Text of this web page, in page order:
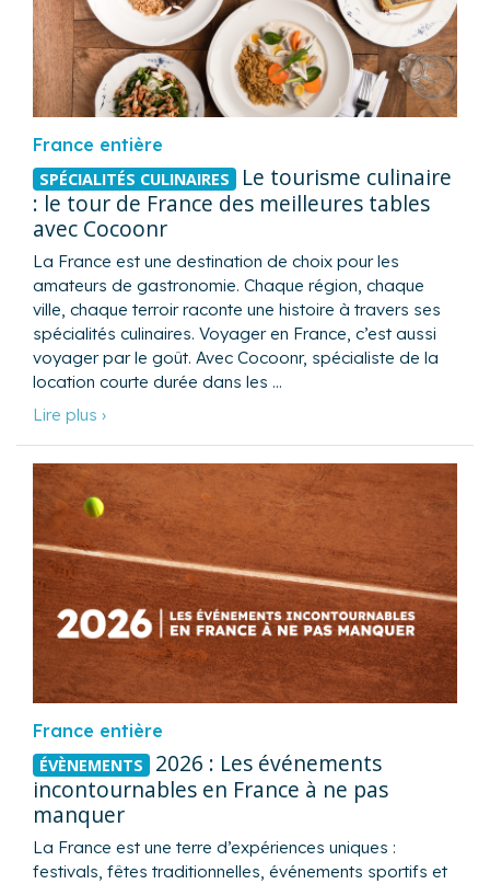
France entière
SPÉCIALITÉS CULINAIRES Le tourisme culinaire
: le tour de France des meilleures tables
avec Cocoonr
La France est une destination de choix pour les
amateurs de gastronomie. Chaque région, chaque
ville, chaque terroir raconte une histoire à travers ses
spécialités culinaires. Voyager en France, c’est aussi
voyager par le goût. Avec Cocoonr, spécialiste de la
location courte durée dans les …
Lire plus ›
France entière
ÉVÈNEMENTS 2026 : Les événements
incontournables en France à ne pas
manquer
La France est une terre d’expériences uniques :
festivals, fêtes traditionnelles, événements sportifs et